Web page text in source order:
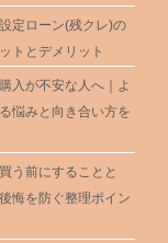
定ローン(残クレ)の
トとデメリット
入が不安な人へ｜よ
悩みと向き合い方を
う前にすることと
悔を防ぐ整理ポイン